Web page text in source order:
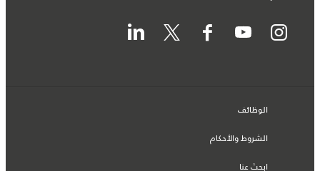
الوظائف
الشروط والأحكام
ابحث عنا